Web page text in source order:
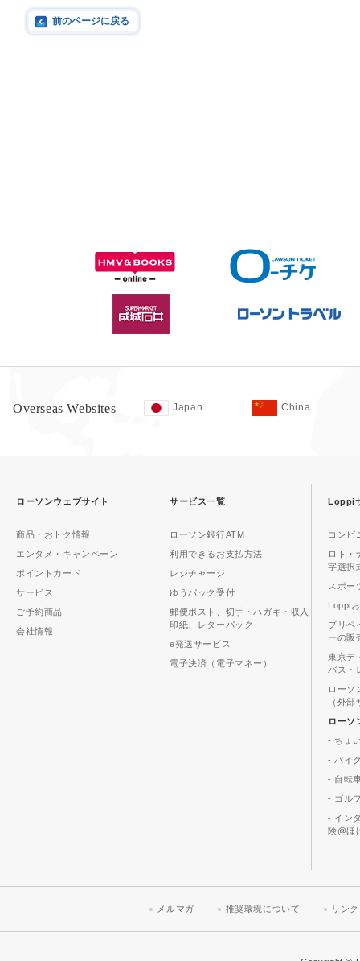
前のページに戻る
Overseas Websites Japan China
ローソンウェブサイト
商品・おトク情報
エンタメ・キャンペーン
ポイントカード
サービス
ご予約商品
会社情報
サービス一覧
ローソン銀行ATM
利用できるお支払方法
レジチャージ
ゆうパック受付
郵便ポスト、切手・ハガキ・収入
印紙、レターパック
e発送サービス
電子決済（電子マネー）
Loppi
コンビ
ロト・
字選択
スポー
Loppi
プリペ
ーの販
東京デ
バス・
ローソ
（外
ローソ
- ちょ
- バイ
- 自転
- ゴル
- イン
険@ほ
メルマガ 推奨環境について リン